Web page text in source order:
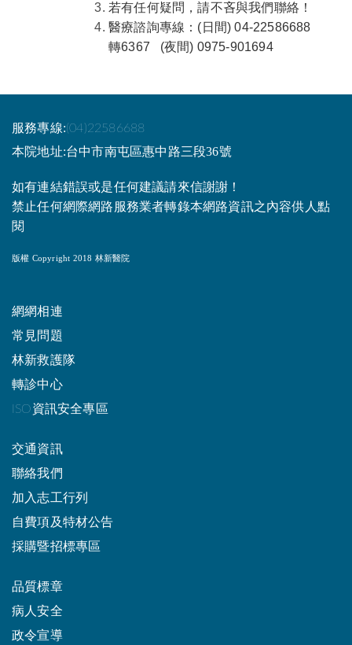
若有任何疑問，請不吝與我們聯絡！
醫療諮詢專線：(日間) 04-22586688
轉6367 (夜間) 0975-901694
服務專線:(04)22586688
本院地址:台中市南屯區惠中路三段36號
如有連結錯誤或是任何建議請來信謝謝！
禁止任何網際網路服務業者轉錄本網路資訊之內容供人點
閱
版權 Copyright 2018 林新醫院
網網相連
常見問題
林新救護隊
轉診中心
ISO資訊安全專區
交通資訊
聯絡我們
加入志工行列
自費項及特材公告
採購暨招標專區
品質標章
病人安全
政令宣導